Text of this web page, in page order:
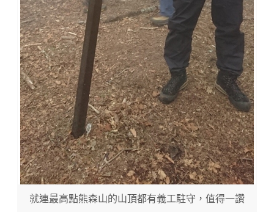
就連最高點熊森山的山頂都有義工駐守，值得一讚